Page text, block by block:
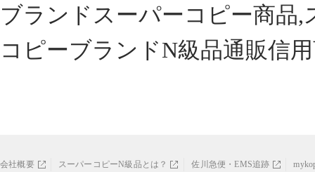
ブランドスーパーコピー商品
コピーブランドN級品通販信
会社概要 スーパーコピーN級品とは？ 佐川急便・EMS追跡